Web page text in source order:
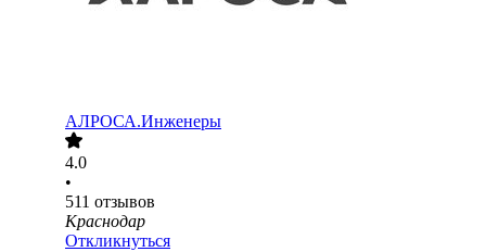
АЛРОСА.Инженеры
4.0
•
511 отзывов
Краснодар
Откликнуться